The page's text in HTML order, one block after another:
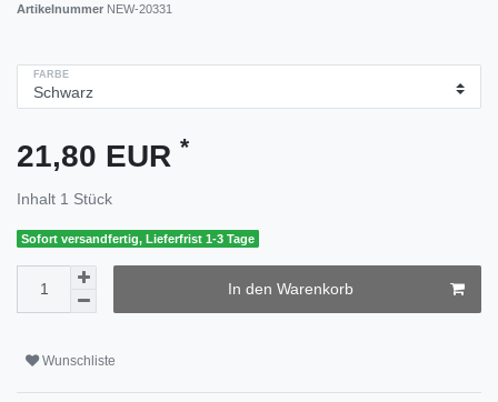
Artikelnummer NEW-20331
FARBE
21,80 EUR *
Inhalt 1 Stück
Sofort versandfertig, Lieferfrist 1-3 Tage
In den Warenkorb
Wunschliste